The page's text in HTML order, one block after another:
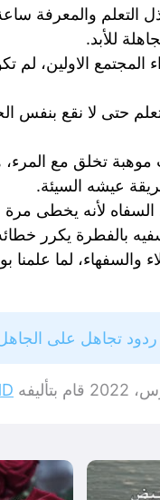
التعلم والمعرفة
للأبد.
المجتمع الاولين، لم
حتى لا نقع بنفس
موهبة تخلق مع
عيشه السيئة.
لأنه يخطى مرة
بالفطرة يكرر
والسفهاء، لما علمنا
ردود تجاهل على
قام بتأليفه